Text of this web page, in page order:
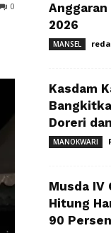
0
Anggaran
2026
MANSEL
Kasdam
Doreri
MANOKWARI
Musda IV
Hitung
90 Persen